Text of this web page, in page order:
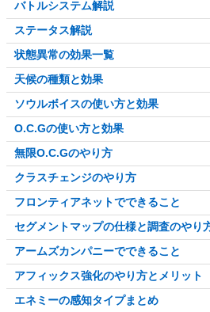
バトルシステム解説
ステータス解説
状態異常の効果一覧
天候の種類と効果
ソウルボイスの使い方と効果
O.C.Gの使い方と効果
無限O.C.Gのやり方
クラスチェンジのやり方
フロンティアネットでできること
セグメントマップの仕様と調査のやり
アームズカンパニーでできること
アフィックス強化のやり方とメリット
エネミーの感知タイプまとめ